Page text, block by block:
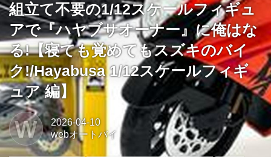
組立て不要の1/12スケールフィギュ
アで『ハヤブサオーナー』に俺はな
る!【寝ても覚めてもスズキのバイ
ク!/Hayabusa 1/12スケールフィギ
ュア 編】
W
2026-04-10
webオートバイ